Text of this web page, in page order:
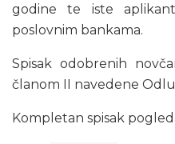
godine te iste
poslovnim bankama.
Spisak odobrenih
članom II navedene
Kompletan spisak